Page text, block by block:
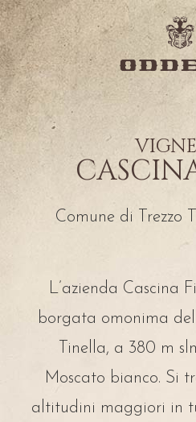
Comune di Trezzo
L’azienda Cascina
borgata omonima
Tinella, a 380 m
Moscato bianco. Si
altitudini maggiori in